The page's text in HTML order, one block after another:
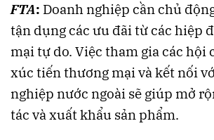
FTA: Doanh nghiệp cần chủ
tận dụng các ưu đãi từ các hiệp
mại tự do. Việc tham gia các hội
xúc tiến thương mại và kết nối
nghiệp nước ngoài sẽ giúp mở
tác và xuất khẩu sản phẩm.